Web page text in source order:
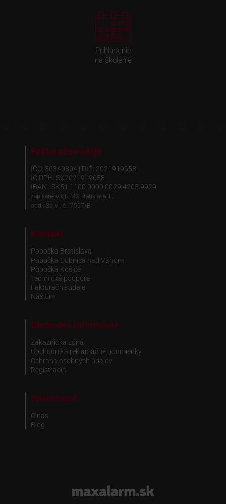
Prihlásenie
na školenie
Fakturačné údaje
IČO: 36340804 | DIČ: 2021919658
IČ DPH: SK2021919658
IBAN : SK51 1100 0000 0029 4205 9929
zapísané v OR MS Bratislava III,
odd.: Sa, vl. č.: 7597/B
Kontakt
Pobočka Bratislava
Pobočka Dubnica nad Váhom
Pobočka Košice
Technická podpora
Fakturačné údaje
Náš tím
Obchodné informácie
Zákaznická zóna
Obchodné a reklamačné podmienky
Ochrana osobných údajov
Registrácia
Spoločnosť
O nás
Blog
www.maxalarm.sk